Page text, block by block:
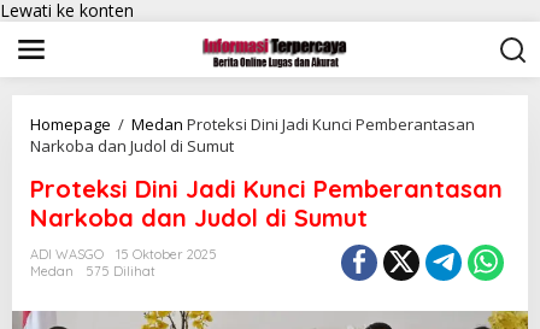
Lewati ke konten
Homepage / Medan Proteksi Dini Jadi Kunci Pemberantasan
Narkoba dan Judol di Sumut
Proteksi Dini Jadi Kunci Pemberantasan
Narkoba dan Judol di Sumut
ADI WASGO
15 Oktober 2025
Medan
575 Dilihat